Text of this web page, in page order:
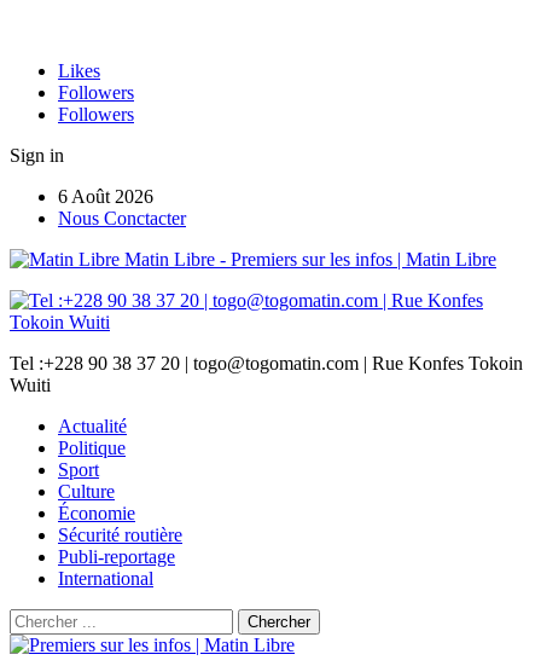
Likes
Followers
Followers
Sign in
6 Août 2026
Nous Conctacter
Matin Libre - Premiers sur les infos | Matin Libre
Tel :+228 90 38 37 20 | togo@togomatin.com | Rue Konfes Tokoin
Wuiti
Actualité
Politique
Sport
Culture
Économie
Sécurité routière
Publi-reportage
International